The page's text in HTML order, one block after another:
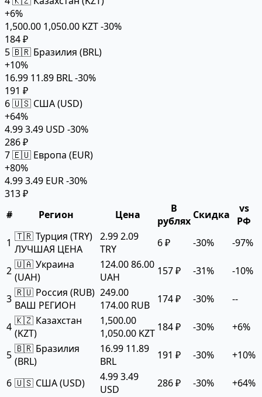
+6%
1,500.00 1,050.00 KZT-30%
184 ₽
5🇧🇷 Бразилия (BRL)
+10%
16.99 11.89 BRL-30%
191 ₽
6🇺🇸 США (USD)
+64%
4.993.49 USD -30%
286 ₽
7🇪🇺 Европа (EUR)
+80%
4.993.49 EUR-30%
313 ₽
#
Регион Цена
В
рублях Скидка
vs
РФ
1 🇹🇷 Турция (TRY)
ЛУЧШАЯ ЦЕНА
2.992.09
TRY
6 ₽ -30% -97%
2 🇺🇦 Украина
(UAH)
124.0086.00
UAH
157 ₽ -31% -10%
3 🇷🇺 Россия (RUB)
ВАШ РЕГИОН
249.00
174.00 RUB
174 ₽ -30% --
4 🇰🇿 Казахстан
(KZT)
1,500.00
1,050.00 KZT 184 ₽ -30% +6%
5 🇧🇷 Бразилия
(BRL)
16.99 11.89
BRL
191 ₽ -30% +10%
6 🇺🇸 США (USD) 4.993.49
USD
286 ₽ -30% +64%